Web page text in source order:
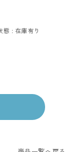
態 : 在庫有り